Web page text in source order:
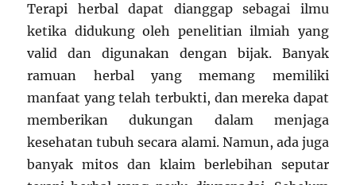
Terapi herbal dapat dianggap sebagai ilmu
ketika didukung oleh penelitian ilmiah yang
valid dan digunakan dengan bijak. Banyak
ramuan herbal yang memang memiliki
manfaat yang telah terbukti, dan mereka dapat
memberikan dukungan dalam menjaga
kesehatan tubuh secara alami. Namun, ada juga
banyak mitos dan klaim berlebihan seputar